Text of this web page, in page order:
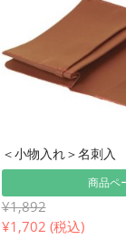
＜小物入れ＞名刺入
商品ペ
¥1,892
¥1,702 (税込)